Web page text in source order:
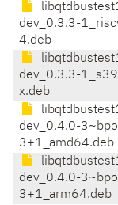
dev_0.3.3-
4.deb
dev_0.3.3-
x.deb
dev_0.4.0-
3+1_amd64.deb
dev_0.4.0-
3+1_arm64.deb